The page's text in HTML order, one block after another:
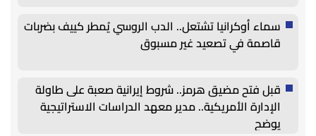
سماء أوكرانيا تشتعل.. الدب الروسي يُمطر كييف بضربات
قاصمة في تصعيد غير مسبوق
قبل فتح مضيق هرمز.. شروط إيرانية صعبة على طاولة
الإدارة الأمريكية.. مدير معهد الدراسات الاستراتيجية
يوضح